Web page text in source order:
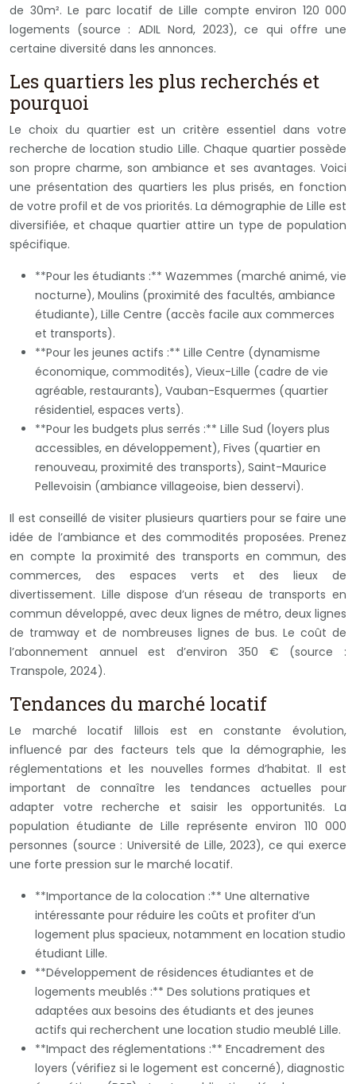
de 30m². Le parc locatif de Lille compte environ 120 000
logements (source : ADIL Nord, 2023), ce qui offre une
certaine diversité dans les annonces.
Les quartiers les plus recherchés et
pourquoi
Le choix du quartier est un critère essentiel dans votre
recherche de location studio Lille. Chaque quartier possède
son propre charme, son ambiance et ses avantages. Voici
une présentation des quartiers les plus prisés, en fonction
de votre profil et de vos priorités. La démographie de Lille est
diversifiée, et chaque quartier attire un type de population
spécifique.
**Pour les étudiants :** Wazemmes (marché animé, vie
nocturne), Moulins (proximité des facultés, ambiance
étudiante), Lille Centre (accès facile aux commerces
et transports).
**Pour les jeunes actifs :** Lille Centre (dynamisme
économique, commodités), Vieux-Lille (cadre de vie
agréable, restaurants), Vauban-Esquermes (quartier
résidentiel, espaces verts).
**Pour les budgets plus serrés :** Lille Sud (loyers plus
accessibles, en développement), Fives (quartier en
renouveau, proximité des transports), Saint-Maurice
Pellevoisin (ambiance villageoise, bien desservi).
Il est conseillé de visiter plusieurs quartiers pour se faire une
idée de l’ambiance et des commodités proposées. Prenez
en compte la proximité des transports en commun, des
commerces, des espaces verts et des lieux de
divertissement. Lille dispose d’un réseau de transports en
commun développé, avec deux lignes de métro, deux lignes
de tramway et de nombreuses lignes de bus. Le coût de
l’abonnement annuel est d’environ 350 € (source :
Transpole, 2024).
Tendances du marché locatif
Le marché locatif lillois est en constante évolution,
influencé par des facteurs tels que la démographie, les
réglementations et les nouvelles formes d’habitat. Il est
important de connaître les tendances actuelles pour
adapter votre recherche et saisir les opportunités. La
population étudiante de Lille représente environ 110 000
personnes (source : Université de Lille, 2023), ce qui exerce
une forte pression sur le marché locatif.
**Importance de la colocation :** Une alternative
intéressante pour réduire les coûts et profiter d’un
logement plus spacieux, notamment en location studio
étudiant Lille.
**Développement de résidences étudiantes et de
logements meublés :** Des solutions pratiques et
adaptées aux besoins des étudiants et des jeunes
actifs qui recherchent une location studio meublé Lille.
**Impact des réglementations :** Encadrement des
loyers (vérifiez si le logement est concerné), diagnostic